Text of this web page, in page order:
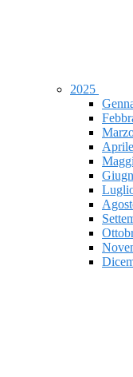
2025
Aprile